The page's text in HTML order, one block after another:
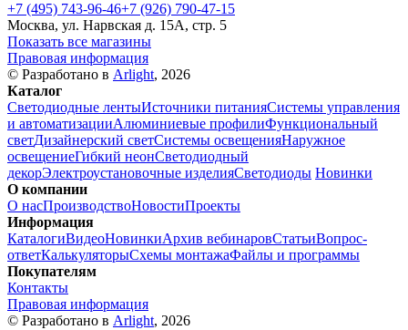
+7 (495) 743-96-46+7 (926) 790-47-15
Москва, ул. Нарвская д. 15А, стр. 5
Показать все магазины
Правовая информация
© Разработано в Arlight, 2026
Каталог
Светодиодные лентыИсточники питанияСистемы управления
и автоматизацииАлюминиевые профилиФункциональный
светДизайнерский светСистемы освещенияНаружное
освещениеГибкий неонСветодиодный
декорЭлектроустановочные изделияСветодиоды Новинки
О компании
О насПроизводствоНовостиПроекты
Информация
КаталогиВидеоНовинкиАрхив вебинаровСтатьиВопрос-
ответКалькуляторыСхемы монтажаФайлы и программы
Покупателям
Контакты
Правовая информация
© Разработано в Arlight, 2026